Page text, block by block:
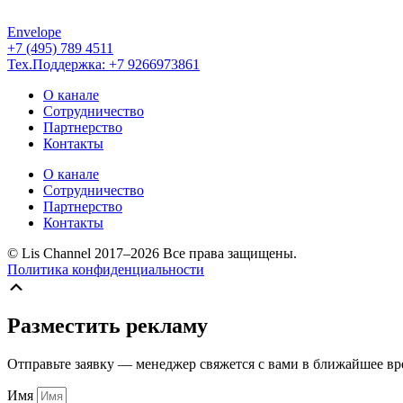
Envelope
+7 (495) 789 4511
Тех.Поддержка: +7 9266973861
О канале
Сотрудничество
Партнерство
Контакты
О канале
Сотрудничество
Партнерство
Контакты
© Lis Channel 2017–2026 Все права защищены.
Политика конфиденциальности
Разместить рекламу
Отправьте заявку — менеджер свяжется с вами в ближайшее
Имя